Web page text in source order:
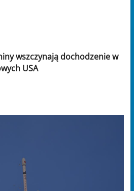
wszczynają dochodzenie w
USA